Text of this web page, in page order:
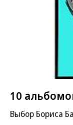
10
Выбор Бориса